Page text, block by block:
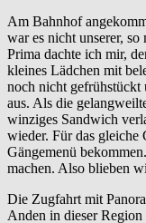
Am Bahnhof
war es nicht unserer,
Prima dachte ich mir,
kleines Lädchen mit
noch nicht gefrühstückt
aus. Als die
winziges Sandwich
wieder. Für das gleiche
Gängemenü
machen. Also blieben
Die Zugfahrt mit
Anden in dieser